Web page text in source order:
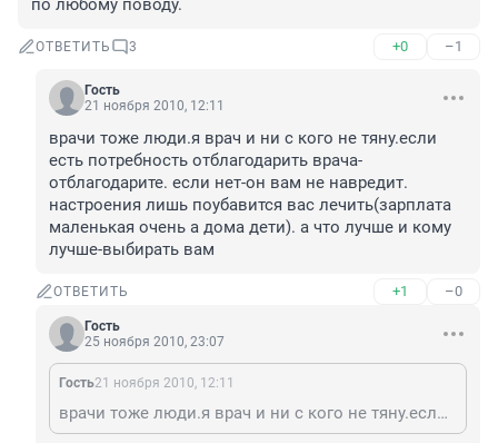
по любому поводу.
ОТВЕТИТЬ 3 +0 –1
Гость
21 ноября 2010, 12:11
врачи тоже люди.я врач и ни с кого не тяну.если
есть потребность отблагодарить врача-
отблагодарите. если нет-он вам не навредит.
настроения лишь поубавится вас лечить(зарплата
маленькая очень а дома дети). а что лучше и кому
лучше-выбирать вам
ОТВЕТИТЬ +1 –0
Гость
25 ноября 2010, 23:07
Гость21 ноября 2010, 12:11
врачи тоже люди.я врач и ни с кого не тяну.если есть потребность отблагодарить врача-отблагодарите. если нет-он вам не навредит. настроения лишь поубавится вас лечить(зарплата маленькая очень а дома дети). а что лучше и кому лучше-выбирать вам